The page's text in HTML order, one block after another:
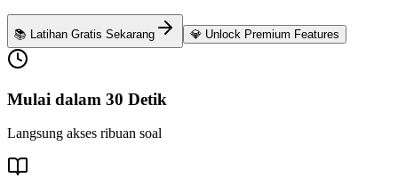
📚 Latihan Gratis Sekarang 💎 Unlock Premium Features
Mulai dalam 30 Detik
Langsung akses ribuan soal